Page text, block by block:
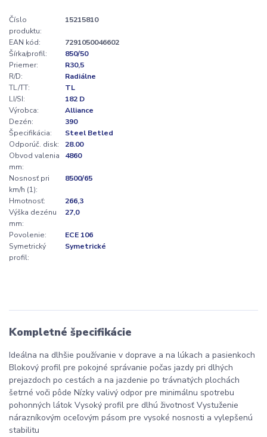
Číslo
produktu:
15215810
EAN kód:
7291050046602
Šírka/profil:
850/50
Priemer:
R30,5
R/D:
Radiálne
TL/TT:
TL
LI/SI:
182 D
Výrobca:
Alliance
Dezén:
390
Špecifikácia:
Steel Betled
Odporúč. disk:
28.00
Obvod valenia
mm:
4860
Nosnosť pri
km/h (1):
8500/65
Hmotnosť:
266,3
Výška dezénu
mm:
27,0
Povolenie:
ECE 106
Symetrický
profil:
Symetrické
Kompletné špecifikácie
Ideálna na dlhšie používanie v doprave a na lúkach a pasienkoch
Blokový profil pre pokojné správanie počas jazdy pri dlhých
prejazdoch po cestách a na jazdenie po trávnatých plochách
šetrné voči pôde Nízky valivý odpor pre minimálnu spotrebu
pohonných látok Vysoký profil pre dlhú životnosť Vystuženie
nárazníkovým oceľovým pásom pre vysoké nosnosti a vylepšenú
stabilitu